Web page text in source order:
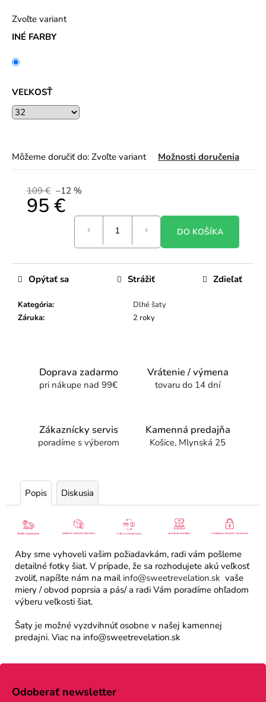
INÉ FARBY
VEĽKOSŤ
Môžeme doručiť do: Zvoľte variant Možnosti doručenia
Zvoľte variant
109 € –12 %
95 €
DO KOŠÍKA
Kategória:
Dlhé šaty
Záruka: 2 roky
Opýtať sa Strážiť Zdieľať
Doprava zadarmo
pri nákupe nad 99€
Vrátenie / výmena
tovaru do 14 dní
Zákaznícky servis
poradíme s výberom
Kamenná predajňa
Košice, Mlynská 25
Popis Diskusia
Aby sme vyhoveli vašim požiadavkám, radi vám pošleme
detailné fotky šiat. V prípade, že sa rozhodujete akú veľkosť
zvoliť, napíšte nám na mail info@sweetrevelation.sk vaše
miery / obvod poprsia a pás/ a radi Vám poradíme ohľadom
výberu veľkosti šiat.
Šaty je možné vyzdvihnúť osobne v našej kamennej
predajni. Viac na info@sweetrevelation.sk
Z
Odoberať newsletter